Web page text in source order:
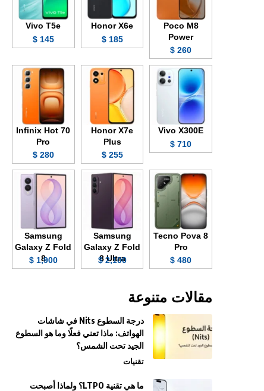
Poco M8
Power
260 $
Honor X6e
185 $
Vivo T5e
145 $
Vivo X300E
710 $
Honor X7e
Plus
255 $
Infinix Hot 70
Pro
280 $
Tecno Pova 8
Pro
480 $
Samsung
Galaxy Z Fold
8 Ultra
2,100 $
Samsung
Galaxy Z Fold
8
1,900 $
مقالات متنوعة
درجة السطوع Nits في شاشات
الهواتف: ماذا تعني فعلًا وما هو السطوع
الجيد تحت الشمس؟
تقنيات
ما هي تقنية LTPO؟ ولماذا أصبحت